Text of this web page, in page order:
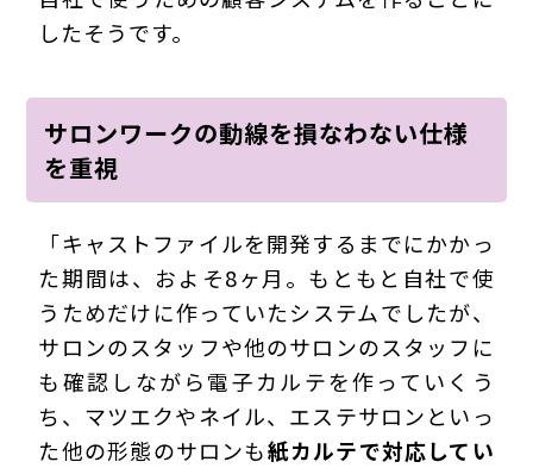
したそうです。
サロンワークの動線を損なわない仕様
を重視
「キャストファイルを開発するまでにかかっ
た期間は、およそ8ヶ月。もともと自社で使
うためだけに作っていたシステムでしたが、
サロンのスタッフや他のサロンのスタッフに
も確認しながら電子カルテを作っていくう
ち、マツエクやネイル、エステサロンといっ
た他の形態のサロンも紙カルテで対応してい